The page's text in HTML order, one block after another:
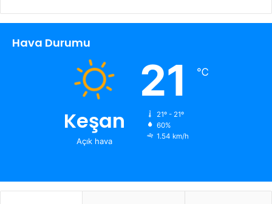
Hava Durumu
Keşan
Açık hava
21 ℃
21º - 21º
60%
1.54 km/h